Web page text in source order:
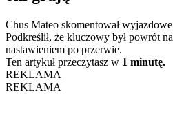
Chus Mateo skomentował
Podkreślił, że kluczowy był powrót
nastawieniem po przerwie.
Ten artykuł przeczytasz w 1 minutę.
REKLAMA
REKLAMA